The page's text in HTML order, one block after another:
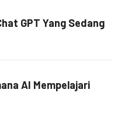
GPT Yang Sedang
AI Mempelajari